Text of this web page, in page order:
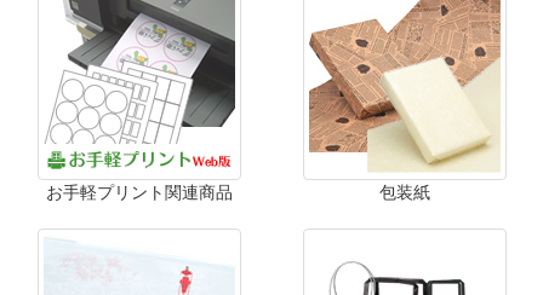
お手軽プリント関連商品 包装紙